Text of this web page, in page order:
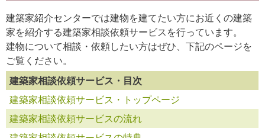
建築家紹介センターでは建物を建てたい方にお近くの建築
家を紹介する建築家相談依頼サービスを行っています。
建物について相談・依頼したい方はぜひ、下記のページを
ご覧ください。
建築家相談依頼サービス・目次
建築家相談依頼サービス・トップページ
建築家相談依頼サービスの流れ